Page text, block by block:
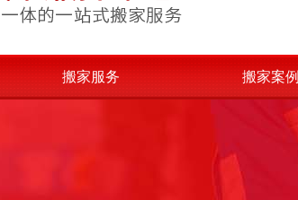
搬家服务 搬家案例